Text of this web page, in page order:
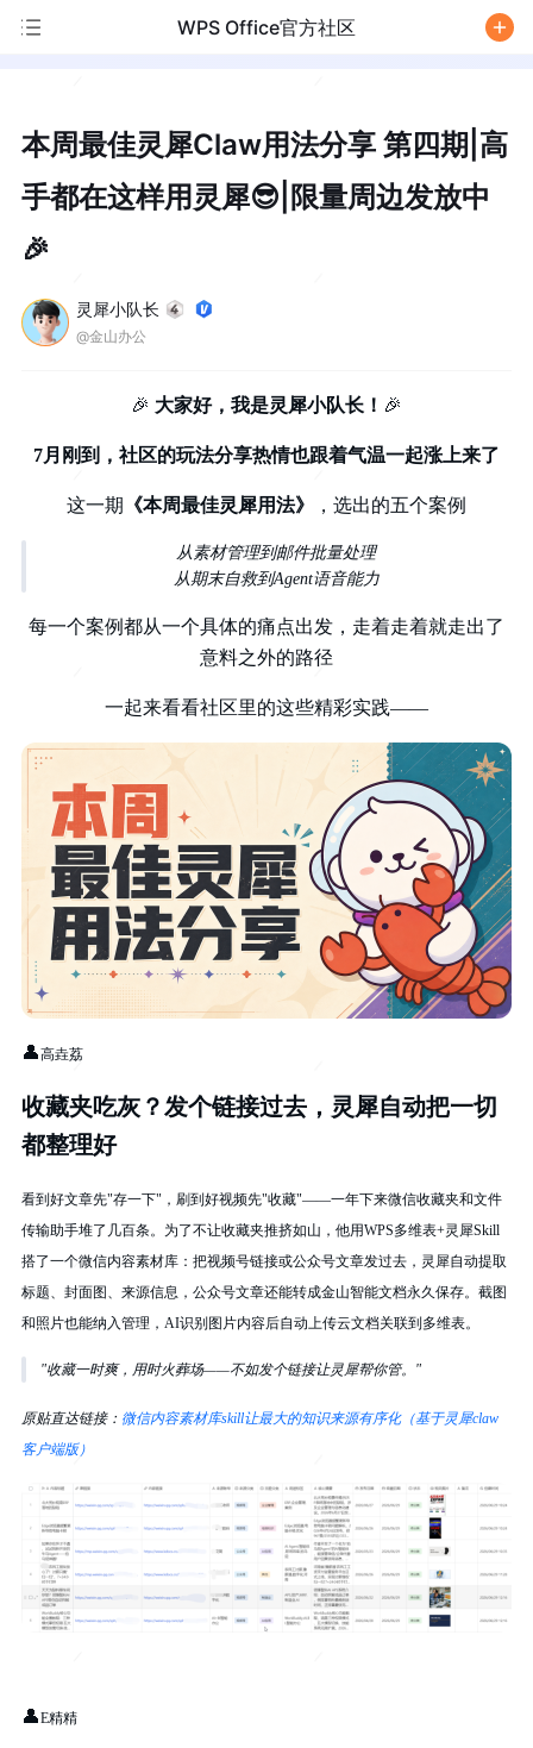
WPS Office官方社区
本周最佳灵犀Claw用法分享 第四期|高
手都在这样用灵犀😎|限量周边发放中
🎉
灵犀小队长
@金山办公
🎉 大家好，我是灵犀小队长！ 🎉
7月刚到，社区的玩法分享热情也跟着气温一起涨上来了
这一期 《本周最佳灵犀用法》 ，选出的五个案例
从素材管理到邮件批量处理
从期末自救到Agent语音能力
每一个案例都从一个具体的痛点出发，走着走着就走出了
意料之外的路径
一起来看看社区里的这些精彩实践——
👤高垚荔
收藏夹吃灰？发个链接过去，灵犀自动把一切
都整理好
看到好文章先"存一下"，刷到好视频先"收藏"——一年下来微信收藏夹和文件
传输助手堆了几百条。为了不让收藏夹推挤如山，他用WPS多维表+灵犀Skill
搭了一个微信内容素材库：把视频号链接或公众号文章发过去，灵犀自动提取
标题、封面图、来源信息，公众号文章还能转成金山智能文档永久保存。截图
和照片也能纳入管理，AI识别图片内容后自动上传云文档关联到多维表。
"收藏一时爽，用时火葬场——不如发个链接让灵犀帮你管。"
原贴直达链接： 微信内容素材库skill让最大的知识来源有序化（基于灵犀claw
客户端版）
👤E精精